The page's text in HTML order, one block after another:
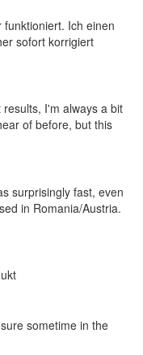
Ich einen
sofort korrigiert
I'm always a bit
of before, but this
surprisingly fast, even
in Romania/Austria.
sometime in the